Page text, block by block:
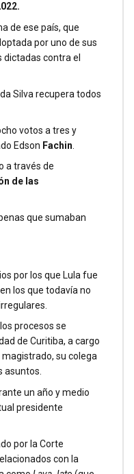
de ese país, que
por uno de sus
dictadas contra el
Silva recupera todos
votos a tres y
Edson Fachin
a través de
de las
que sumaban
por los que Lula fue
los que todavía no
procesos se
de Curitiba, a cargo
su colega
asuntos.
un año y medio
presidente
por la Corte
con la